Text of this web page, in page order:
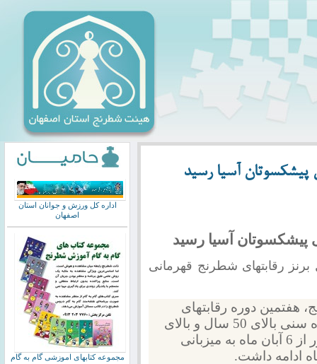
پیشکسوتان آسیا رسید
پیشکسوتان آسیا رسید
رقابتهای شطرنج قهرمانی
دوره رقابتهای
شطرنج قهرمانی پیشکسوتان آسیا در دو رده سنی بالای 50 سال و بالای
65 سال با شرکت 58 شطرنجباز از 12 کشور از 6 آبان ماه به میزبانی
ادامه داشت.
اداره کل ورزش و جوانان استان
اصفهان
مجموعه کتابهای اموزشی گام به گام